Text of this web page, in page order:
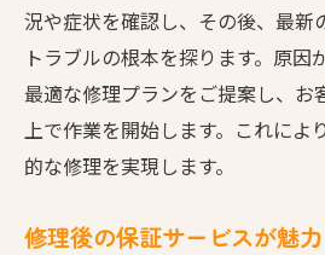
況や症状を確認し、その後、最新
トラブルの根本を探ります。原因
最適な修理プランをご提案し、お
上で作業を開始します。これによ
的な修理を実現します。
修理後の保証サービスが魅力